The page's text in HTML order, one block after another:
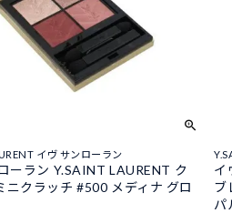
イヴ サンローラン
ーラン Y.SAINT LAURENT ク
ニクラッチ #500 メディナ グロ
イ
ブ
パ